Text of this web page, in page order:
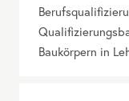
Baukörpern in